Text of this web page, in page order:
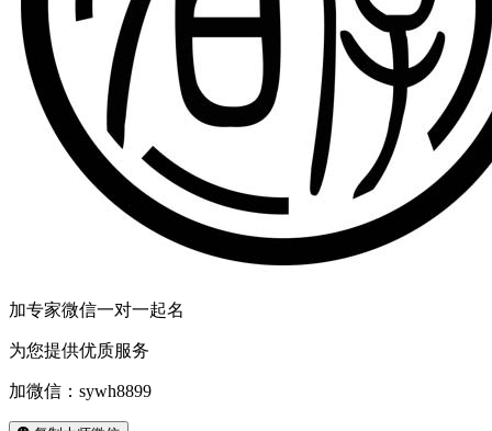
加专家微信一对一起名
为您提供优质服务
加微信： sywh8899